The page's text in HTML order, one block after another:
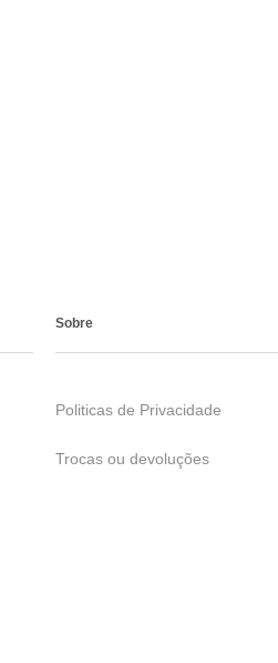
Sobre
Politicas de Privacidade
Trocas ou devoluções